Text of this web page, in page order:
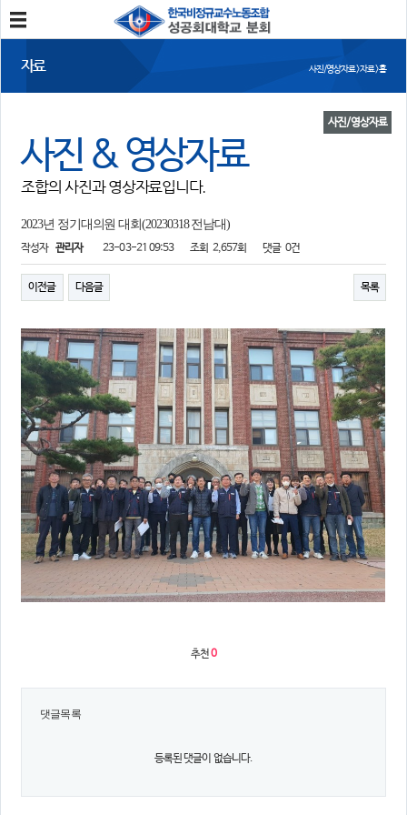
분회소개
소식
공지사항
참여
자유게시판
자료
사진/영상자료
분회자료
참고자료
의견
칼럼/기고 토론회자료
자료 사진/영상자료 > 자료 > 홈
사진 & 영상자료
조합의 사진과 영상자료입니다.
사진/영상자료
2023년 정기대의원 대회(20230318 전남대)
작성자 관리자 23-03-21 09:53 조회 2,657회 댓글 0건
이전글 다음글 목록
추천0
댓글목록
등록된 댓글이 없습니다.